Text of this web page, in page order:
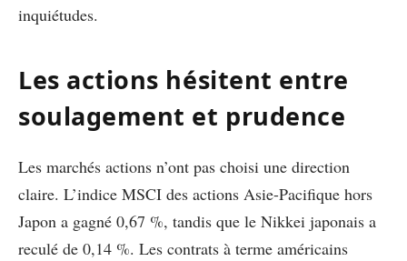
inquiétudes.
Les actions hésitent entre
soulagement et prudence
Les marchés actions n’ont pas choisi une direction
claire. L’indice MSCI des actions Asie-Pacifique hors
Japon a gagné 0,67 %, tandis que le Nikkei japonais a
reculé de 0,14 %. Les contrats à terme américains